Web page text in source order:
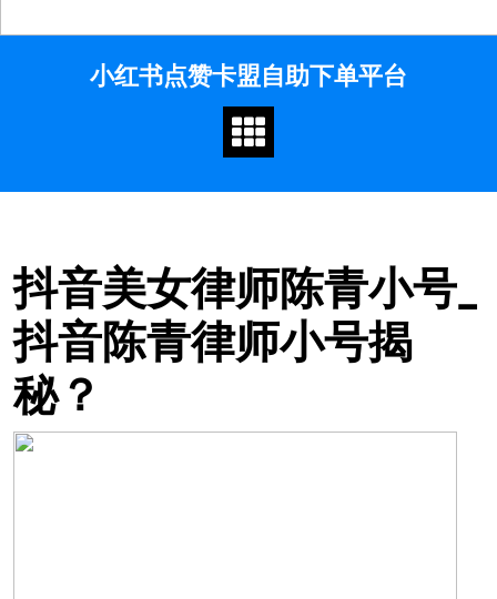
小红书点赞卡盟自助下单平台
抖音美女律师陈青小号_
抖音陈青律师小号揭
秘？